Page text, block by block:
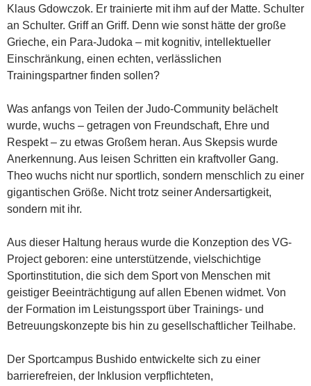
Klaus Gdowczok. Er trainierte mit ihm auf der Matte. Schulter
an Schulter. Griff an Griff. Denn wie sonst hätte der große
Grieche, ein Para-Judoka – mit kognitiv, intellektueller
Einschränkung, einen echten, verlässlichen
Trainingspartner finden sollen?
Was anfangs von Teilen der Judo-Community belächelt
wurde, wuchs – getragen von Freundschaft, Ehre und
Respekt – zu etwas Großem heran. Aus Skepsis wurde
Anerkennung. Aus leisen Schritten ein kraftvoller Gang.
Theo wuchs nicht nur sportlich, sondern menschlich zu einer
gigantischen Größe. Nicht trotz seiner Andersartigkeit,
sondern mit ihr.
Aus dieser Haltung heraus wurde die Konzeption des VG-
Project geboren: eine unterstützende, vielschichtige
Sportinstitution, die sich dem Sport von Menschen mit
geistiger Beeinträchtigung auf allen Ebenen widmet. Von
der Formation im Leistungssport über Trainings- und
Betreuungskonzepte bis hin zu gesellschaftlicher Teilhabe.
Der Sportcampus Bushido entwickelte sich zu einer
barrierefreien, der Inklusion verpflichteten,